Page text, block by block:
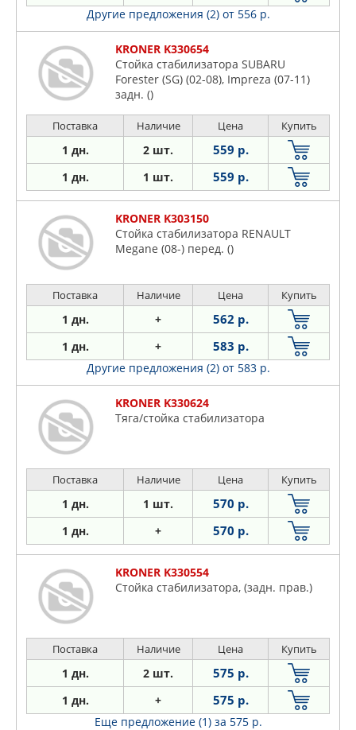
Другие предложения (2) от 556 р.
KRONER K330654
Стойка стабилизатора SUBARU
Forester (SG) (02-08), Impreza (07-11)
задн. ()
Поставка Наличие Цена Купить
1 дн. 2 шт. 559 р.
1 дн. 1 шт. 559 р.
KRONER K303150
Стойка стабилизатора RENAULT
Megane (08-) перед. ()
Поставка Наличие Цена Купить
1 дн. + 562 р.
1 дн. + 583 р.
Другие предложения (2) от 583 р.
KRONER K330624
Тяга/стойка стабилизатора
Поставка Наличие Цена Купить
1 дн. 1 шт. 570 р.
1 дн. + 570 р.
KRONER K330554
Стойка стабилизатора, (задн. прав.)
Поставка Наличие Цена Купить
1 дн. 2 шт. 575 р.
1 дн. + 575 р.
Еще предложение (1) за 575 р.